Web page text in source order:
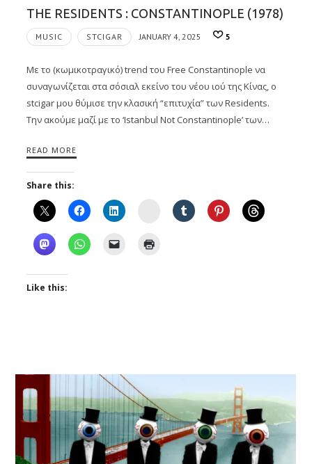
THE RESIDENTS : CONSTANTINOPLE (1978)
MUSIC STCIGAR JANUARY 4, 2025 5
Με το (κωμικοτραγικό) trend του Free Constantinople να
συναγωνίζεται στα σόσιαλ εκείνο του νέου ιού της Κίνας, ο
stcigar μου θύμισε την κλασική “επιτυχία” των Residents.
Την ακούμε μαζί με το ‘Istanbul Not Constantinople’ των…
READ MORE
Share this:
Instagram
Like this: